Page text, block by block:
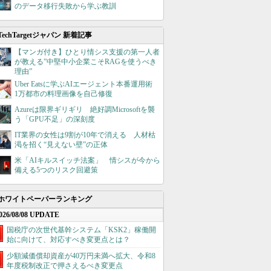
のデータ移行失敗から学ぶ教訓
ジャパン 新着記事
【マンガ付き】ひとり情シス支援の第一人者
が教える”中堅中小企業こそRAGを使うべき
理由”
Uber Eatsに学ぶAIエージェント本番運用術
1万都市の料理画像を自己修復
Azureは限界ギリギリ 絶好調Microsoftを襲
う「GPU不足」の深刻度
IT業界の女性は9割が10年で消える 人材枯
渇を招く“見えない壁”の正体
米「AIキルスイッチ法案」 情シスが今から
備える5つのリスク回避策
ワイトペーパーランキング
08/08 UPDATE
国税庁の次世代基幹システム「KSK2」稼働開
始に向けて、対応すべき変更点とは？
少額減価償却資産が40万円未満へ拡大、令和8
年度税制改正で押さえるべき変更点